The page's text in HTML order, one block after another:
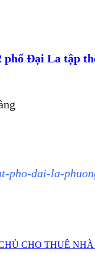
phố Đại La tập
pho-dai-la-
CHO THUÊ